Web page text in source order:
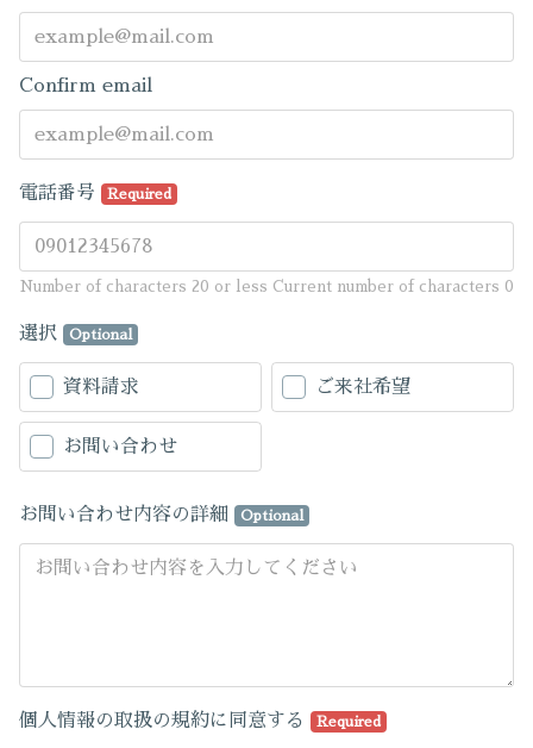
Confirm email
電話番号 Required
Number of characters 20 or less Current number of characters 0
選択 Optional
資料請求 ご来社希望
お問い合わせ
お問い合わせ内容の詳細 Optional
個人情報の取扱の規約に同意する Required